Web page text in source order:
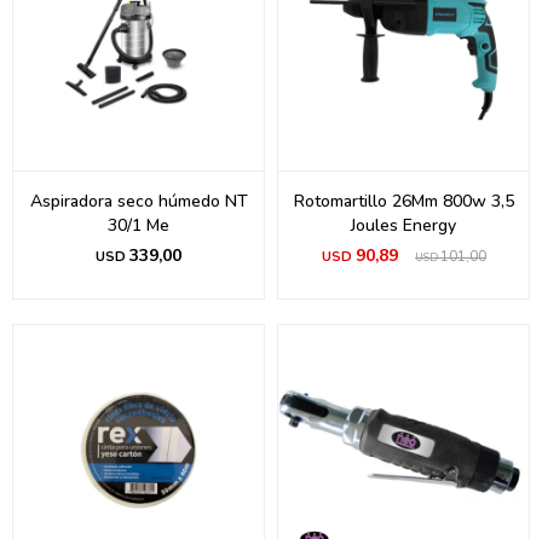
Aspiradora seco húmedo NT
30/1 Me
USD 339,00
Rotomartillo 26Mm 800w 3,5
Joules Energy
USD 90,89 USD101,00